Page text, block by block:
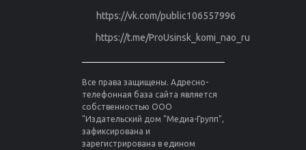
https://vk.com/public106557996
https://t.me/ProUsinsk_komi_nao_ru
Все права защищены. Адресно-
телефонная база сайта является
собственностью ООО
"Издательский дом "Медиа-Групп",
зафиксирована и
зарегистрирована в едином